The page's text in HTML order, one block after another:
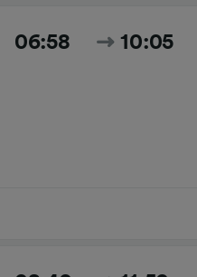
06:58 10:05